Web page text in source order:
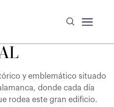
y emblemático situado
donde cada día
rodea este gran edificio.